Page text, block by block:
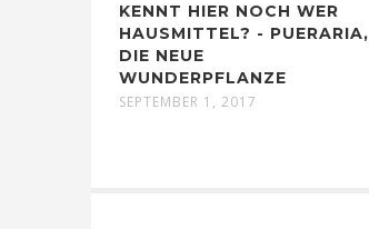
KENNT HIER NOCH WER
HAUSMITTEL? - PUERARIA,
DIE NEUE
WUNDERPFLANZE
SEPTEMBER 1, 2017